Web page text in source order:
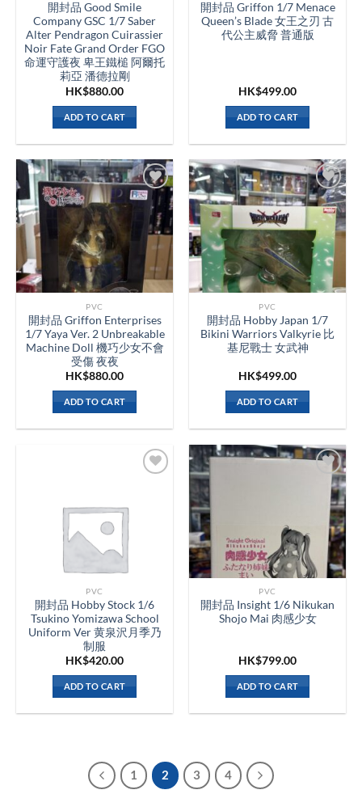
開封品 Good Smile
Company GSC 1/7 Saber
Alter Pendragon Cuirassier
Noir Fate Grand Order FGO
命運守護夜 卑王鐵槌 阿爾托
莉亞 潘德拉剛
HK$880.00
ADD TO CART
開封品 Griffon 1/7 Menace
Queen’s Blade 女王之刃 古
代公主威脅 普通版
HK$499.00
ADD TO CART
PVC
開封品 Griffon Enterprises
1/7 Yaya Ver. 2 Unbreakable
Machine Doll 機巧少女不會
受傷 夜夜
HK$880.00
ADD TO CART
PVC
開封品 Hobby Japan 1/7
Bikini Warriors Valkyrie 比
基尼戰士 女武神
HK$499.00
ADD TO CART
PVC
開封品 Hobby Stock 1/6
Tsukino Yomizawa School
Uniform Ver 黄泉沢月季乃
制服
HK$420.00
ADD TO CART
PVC
開封品 Insight 1/6 Nikukan
Shojo Mai 肉感少女
HK$799.00
ADD TO CART
1 2 3 4